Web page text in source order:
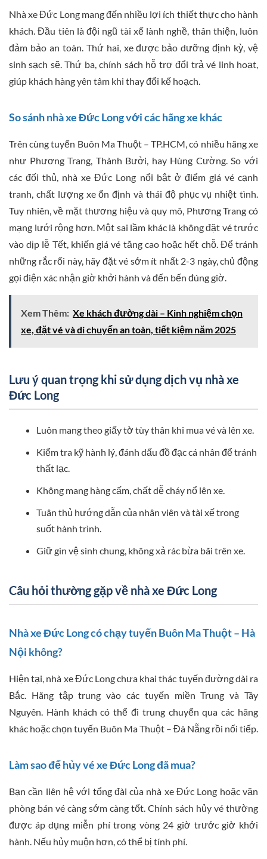
Nhà xe Đức Long mang đến nhiều lợi ích thiết thực cho hành
khách. Đầu tiên là đội ngũ tài xế lành nghề, thân thiện, luôn
đảm bảo an toàn. Thứ hai, xe được bảo dưỡng định kỳ, vệ
sinh sạch sẽ. Thứ ba, chính sách hỗ trợ đổi trả vé linh hoạt,
giúp khách hàng yên tâm khi thay đổi kế hoạch.
So sánh nhà xe Đức Long với các hãng xe khác
Trên cùng tuyến Buôn Ma Thuột – TP.HCM, có nhiều hãng xe
như Phương Trang, Thành Bưởi, hay Hùng Cường. So với
các đối thủ, nhà xe Đức Long nổi bật ở điểm giá vé cạnh
tranh, chất lượng xe ổn định và thái độ phục vụ nhiệt tình.
Tuy nhiên, về mặt thương hiệu và quy mô, Phương Trang có
mạng lưới rộng hơn. Một sai lầm khác là không đặt vé trước
vào dịp lễ Tết, khiến giá vé tăng cao hoặc hết chỗ. Để tránh
những rắc rối này, hãy đặt vé sớm ít nhất 2-3 ngày, chủ động
gọi điện xác nhận giờ khởi hành và đến bến đúng giờ.
Xem Thêm: Xe khách đường dài – Kinh nghiệm chọn
xe, đặt vé và di chuyển an toàn, tiết kiệm năm 2025
Lưu ý quan trọng khi sử dụng dịch vụ nhà xe
Đức Long
Luôn mang theo giấy tờ tùy thân khi mua vé và lên xe.
Kiểm tra kỹ hành lý, đánh dấu đồ đạc cá nhân để tránh
thất lạc.
Không mang hàng cấm, chất dễ cháy nổ lên xe.
Tuân thủ hướng dẫn của nhân viên và tài xế trong
suốt hành trình.
Giữ gìn vệ sinh chung, không xả rác bừa bãi trên xe.
Câu hỏi thường gặp về nhà xe Đức Long
Nhà xe Đức Long có chạy tuyến Buôn Ma Thuột – Hà
Nội không?
Hiện tại, nhà xe Đức Long chưa khai thác tuyến đường dài ra
Bắc. Hãng tập trung vào các tuyến miền Trung và Tây
Nguyên. Hành khách có thể đi trung chuyển qua các hãng
khác hoặc chọn tuyến Buôn Ma Thuột – Đà Nẵng rồi nối tiếp.
Làm sao để hủy vé xe Đức Long đã mua?
Bạn cần liên hệ với tổng đài của nhà xe Đức Long hoặc văn
phòng bán vé càng sớm càng tốt. Chính sách hủy vé thường
được áp dụng miễn phí trong vòng 24 giờ trước giờ khởi
hành. Nếu hủy muộn hơn, có thể bị tính phí.